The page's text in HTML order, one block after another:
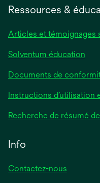
Ressources &
Articles et témoignages
Solventum éducation
Documents de
Instructions d’utilisation
Recherche de résumé
Info
Contactez-nous